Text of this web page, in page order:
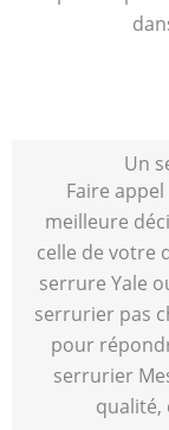
Un
Faire
meilleure
celle de votre
serrure Yale
serrurier pas
pour
serrurier
qualité,